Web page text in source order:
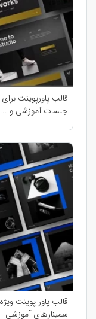
قالب پاورپوینت
جلسات آموزشی و
قالب پاور پوینت
سمینارهای آموزشی